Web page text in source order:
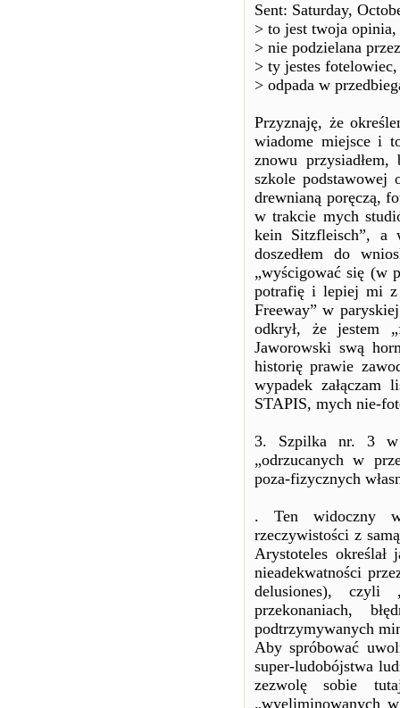
Sent: Saturday,
> to jest twoja
> nie podzielana
> ty jestes
> odpada w
Przyznaję, że
wiadome miejsce i
znowu
szkole podstawowej
drewnianą poręczą,
w trakcie mych
kein Sitzfleisch”, a
doszedłem do
„wyścigować się (w
potrafię i lepiej mi z
Freeway” w
odkrył, że jestem
Jaworowski swą
historię prawie
wypadek załączam
STAPIS, mych nie-
3. Szpilka nr. 3 w
„odrzucanych w
poza-fizycznych
. Ten widoczny w
rzeczywistości z
Arystoteles
nieadekwatności
delusiones), czyli
przekonaniach,
podtrzymywanych
Aby spróbować
super-ludobójstwa
zezwolę sobie
„wyeliminowanych